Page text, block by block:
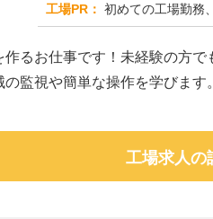
工場PR： 初めての工場勤務、初めての住み込み…不
るお仕事です！未経験の方
監視や簡単な操作を学びま
工場求人の